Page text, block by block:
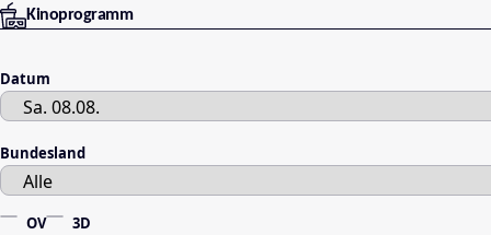
Kinoprogramm
Datum
Bundesland
OV 3D